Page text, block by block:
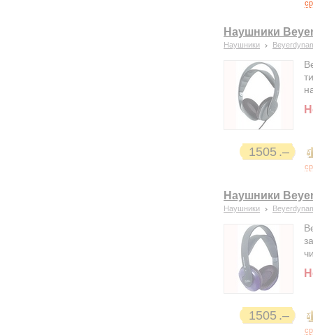
Наушники
Наушники
1505
Наушники
Наушники
1505